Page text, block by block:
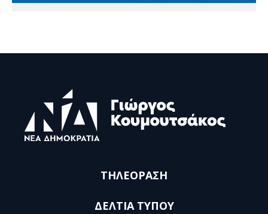
ΤΗΛΕΟΡΑΣΗ
ΔΕΛΤΙΑ ΤΥΠΟΥ